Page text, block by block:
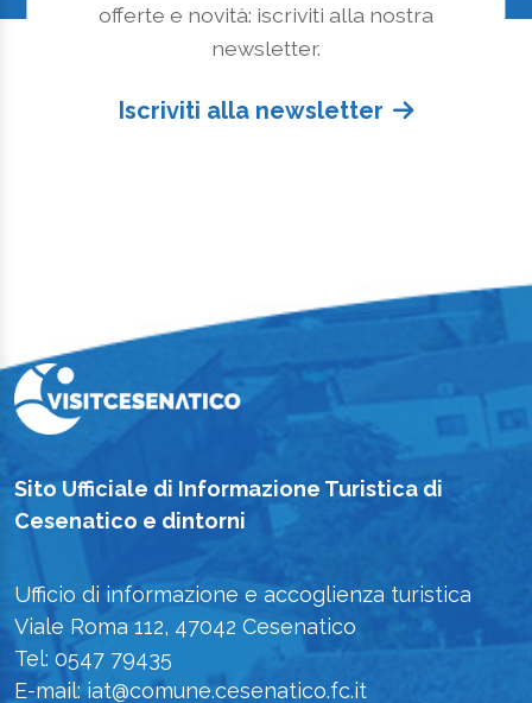
offerte e novità: iscriviti alla nostra
newsletter.
Iscriviti alla newsletter
Sito Ufficiale di Informazione Turistica di
Cesenatico e dintorni
Ufficio di informazione e accoglienza turistica
Viale Roma 112, 47042 Cesenatico
Tel: 0547 79435
E-mail: iat@comune.cesenatico.fc.it